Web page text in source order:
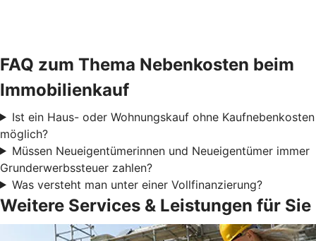
FAQ zum Thema Nebenkosten beim
Immobilienkauf
Ist ein Haus- oder Wohnungskauf ohne Kaufnebenkosten
möglich?
Müssen Neueigentümerinnen und Neueigentümer immer
Grunderwerbssteuer zahlen?
Was versteht man unter einer Vollfinanzierung?
Weitere Services & Leistungen für Sie